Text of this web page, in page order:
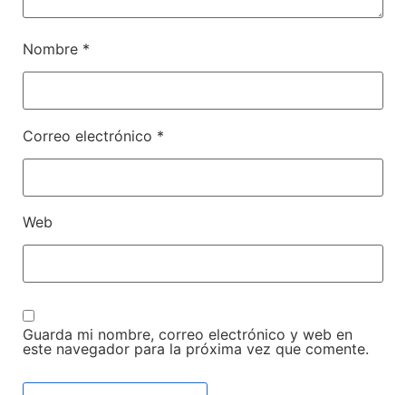
Nombre *
Correo electrónico *
Web
Guarda mi nombre, correo electrónico y web en
este navegador para la próxima vez que comente.